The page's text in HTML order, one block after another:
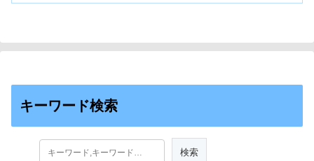
キーワード検索